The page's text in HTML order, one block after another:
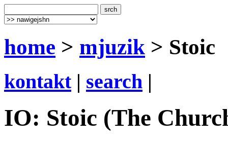
home > mjuzik > Stoic
kontakt| search |
IO: Stoic (The